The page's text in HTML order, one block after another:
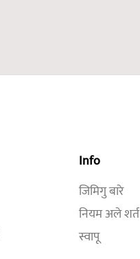
Info
जिमिगु बारे
नियम अले शर्त
स्वापू